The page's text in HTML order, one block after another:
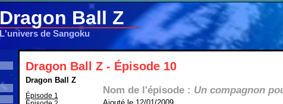
Dragon Ball Z
L'univers de Sangoku
Dragon Ball Z - Épisode 10
Dragon Ball Z
Épisode 1
Nom de l'épisode : Un compagnon